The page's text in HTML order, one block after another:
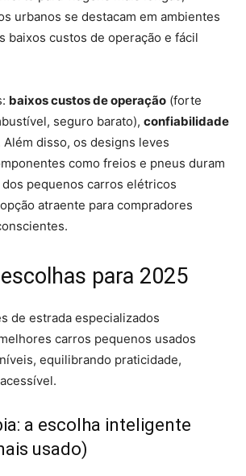
urbanos se destacam em ambientes
baixos custos de operação e fácil
baixos custos de operação (forte
seguro barato), confiabilidade
Além disso, os designs leves
como freios e pneus duram
dos pequenos carros elétricos
atraente para compradores
para 2025
de estrada especializados
carros pequenos usados
equilibrando praticidade,
a escolha inteligente
usado)